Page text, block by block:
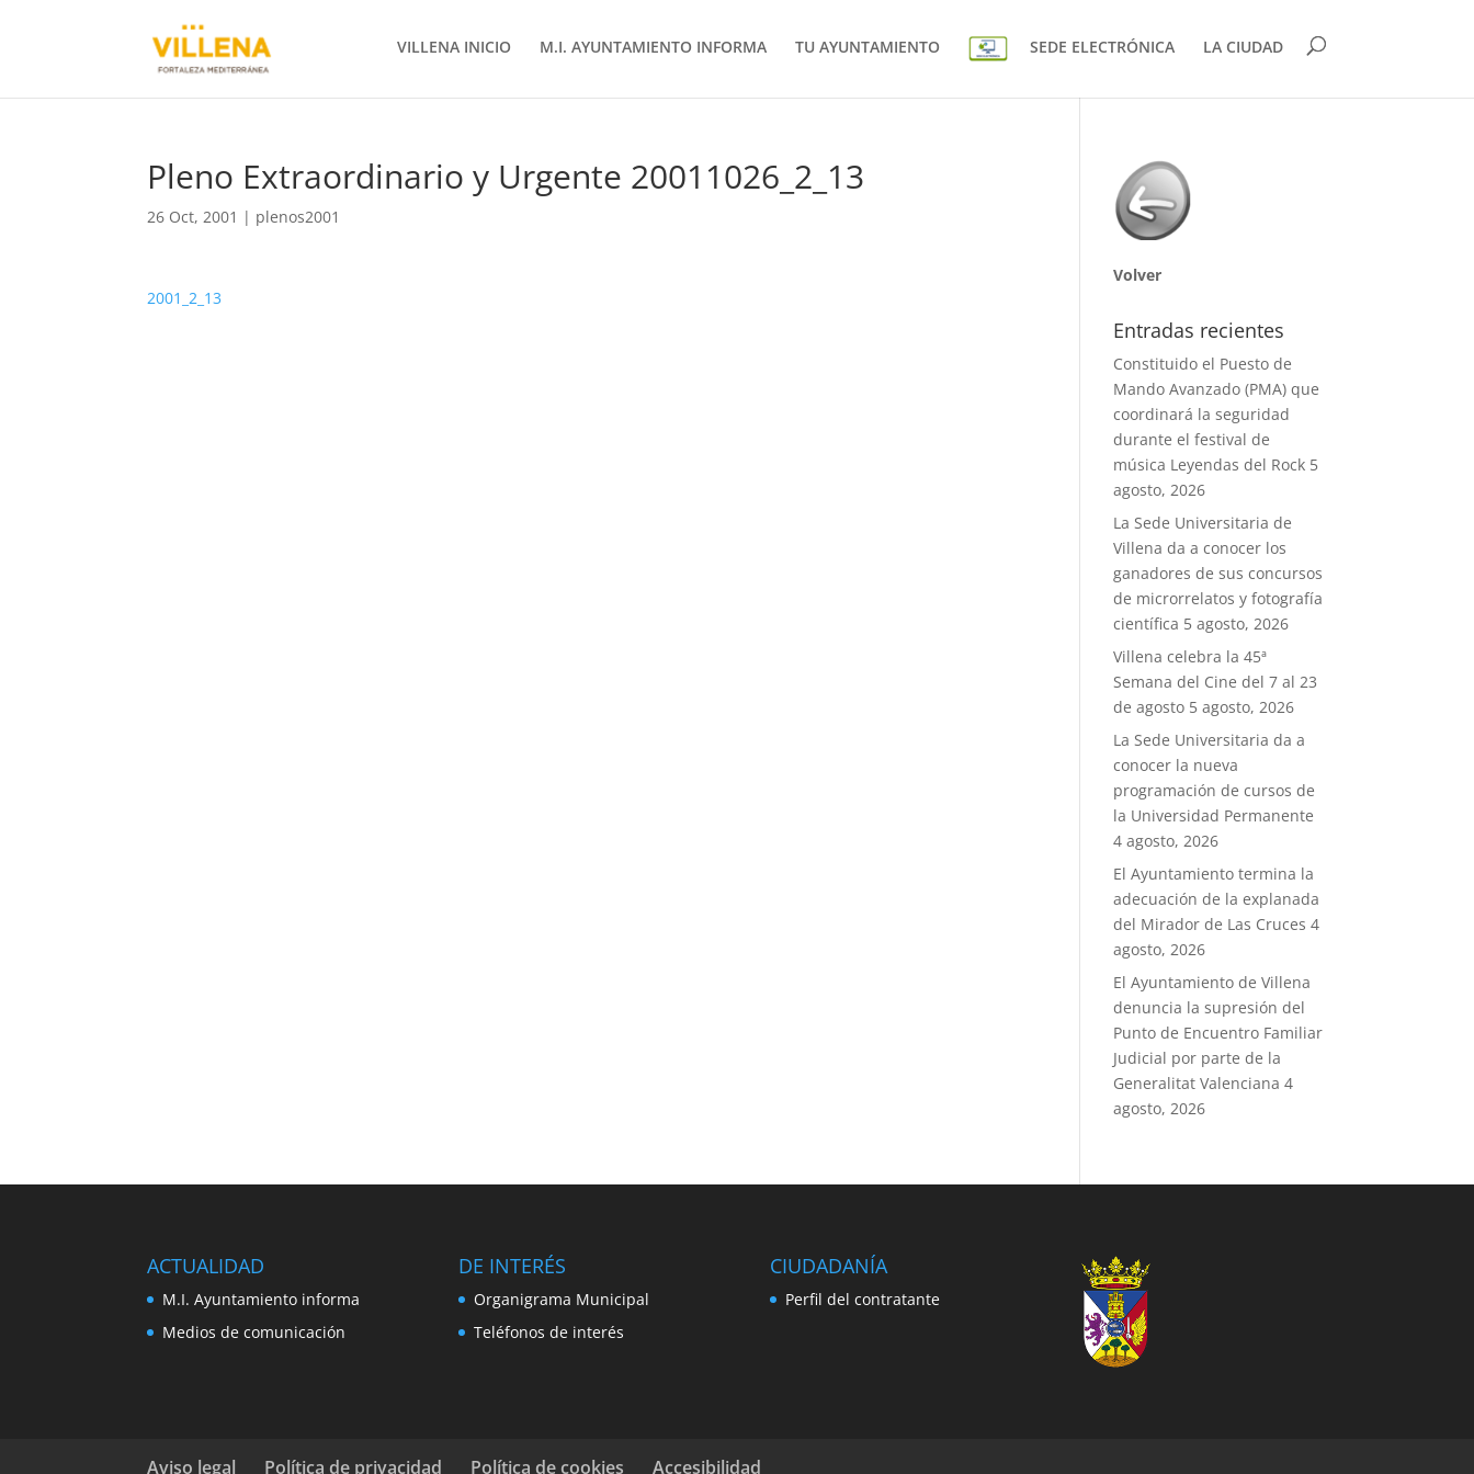
VILLENA INICIO M.I. AYUNTAMIENTO INFORMA TU AYUNTAMIENTO SEDE ELECTRÓNICA LA CIUDAD
Pleno Extraordinario y Urgente 20011026_2_13
26 Oct, 2001 | plenos2001
2001_2_13
Volver
Entradas recientes
Constituido el Puesto de
Mando Avanzado (PMA) que
coordinará la seguridad
durante el festival de
música Leyendas del Rock 5
agosto, 2026
La Sede Universitaria de
Villena da a conocer los
ganadores de sus concursos
de microrrelatos y fotografía
científica 5 agosto, 2026
Villena celebra la 45ª
Semana del Cine del 7 al 23
de agosto 5 agosto, 2026
La Sede Universitaria da a
conocer la nueva
programación de cursos de
la Universidad Permanente
4 agosto, 2026
El Ayuntamiento termina la
adecuación de la explanada
del Mirador de Las Cruces 4
agosto, 2026
El Ayuntamiento de Villena
denuncia la supresión del
Punto de Encuentro Familiar
Judicial por parte de la
Generalitat Valenciana 4
agosto, 2026
ACTUALIDAD
M.I. Ayuntamiento informa
Medios de comunicación
DE INTERÉS
Organigrama Municipal
Teléfonos de interés
CIUDADANÍA
Perfil del contratante
Aviso legal Política de privacidad Política de cookies Accesibilidad